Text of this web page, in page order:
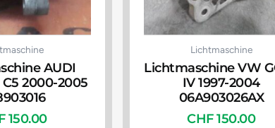
AUDI
2000-2005
150.00
Lichtmaschine
Lichtmaschine VW
IV 1997-2004
06A903026AX
CHF150.00